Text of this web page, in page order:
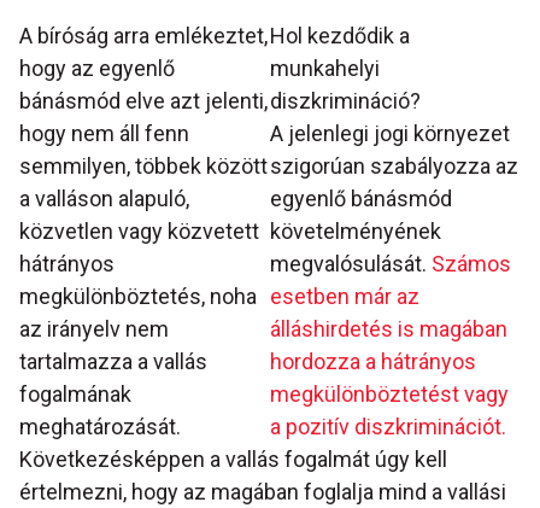
Hol kezdődik a
munkahelyi
diszkrimináció?
A jelenlegi jogi környezet
szigorúan szabályozza az
egyenlő bánásmód
követelményének
megvalósulását. Számos
esetben már az
álláshirdetés is magában
hordozza a hátrányos
megkülönböztetést vagy
a pozitív diszkriminációt.
A bíróság arra emlékeztet,
hogy az egyenlő
bánásmód elve azt jelenti,
hogy nem áll fenn
semmilyen, többek között
a valláson alapuló,
közvetlen vagy közvetett
hátrányos
megkülönböztetés, noha
az irányelv nem
tartalmazza a vallás
fogalmának
meghatározását.
Következésképpen a vallás fogalmát úgy kell
értelmezni, hogy az magában foglalja mind a vallási